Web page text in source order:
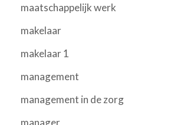
maatschappelijk werk
makelaar
makelaar 1
management
management in de zorg
manager